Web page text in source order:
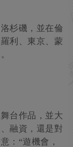
杉磯，並在倫
利、東京、蒙
台作品，並大
融資，還是對
：“遊機會，